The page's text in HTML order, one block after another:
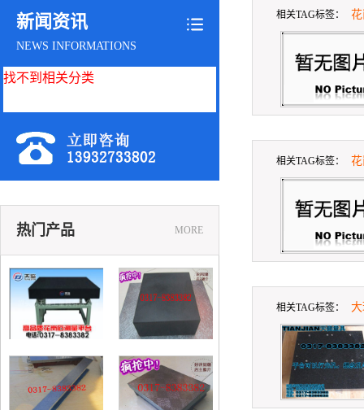
新闻资讯
NEWS INFORMATIONS
找不到相关分类
热门产品 MORE
花岗石平台
铸铁划线平台
相关TAG标签：
相关TAG标签：
相关TAG标签：